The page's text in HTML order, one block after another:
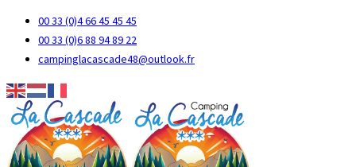
00 33 (0)4 66 45 45 45
00 33 (0)6 88 94 89 22
campinglacascade48@outlook.fr